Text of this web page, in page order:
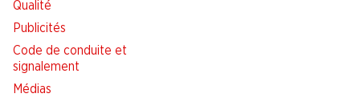
Qualité
Publicités
Code de conduite et
signalement
Médias